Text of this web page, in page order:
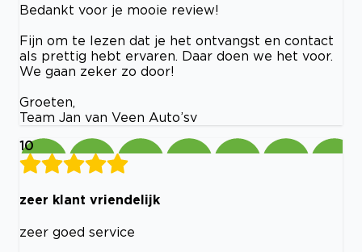
Bedankt voor je mooie review!
Fijn om te lezen dat je het ontvangst en contact
als prettig hebt ervaren. Daar doen we het voor.
We gaan zeker zo door!
Groeten,
Team Jan van Veen Auto’sv
10
zeer klant vriendelijk
zeer goed service